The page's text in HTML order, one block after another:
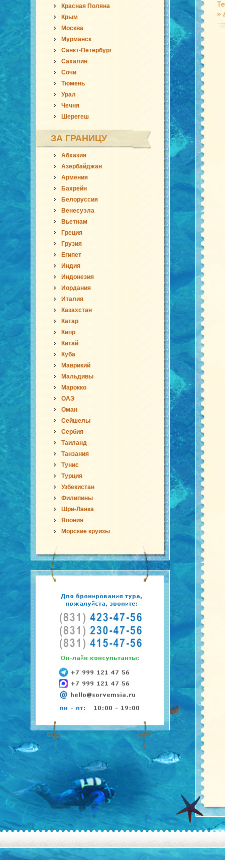
Красная Поляна
Крым
Москва
Мурманск
Санкт-Петербург
Сахалин
Сочи
Тюмень
Урал
Чечня
Шерегеш
ЗА ГРАНИЦУ
Абхазия
Азербайджан
Армения
Бахрейн
Белоруссия
Венесуэла
Вьетнам
Греция
Грузия
Египет
Индия
Индонезия
Иордания
Италия
Казахстан
Катар
Кипр
Китай
Куба
Маврикий
Мальдивы
Марокко
ОАЭ
Оман
Сейшелы
Сербия
Таиланд
Танзания
Тунис
Турция
Узбекистан
Филипины
Шри-Ланка
Япония
Морские круизы
»